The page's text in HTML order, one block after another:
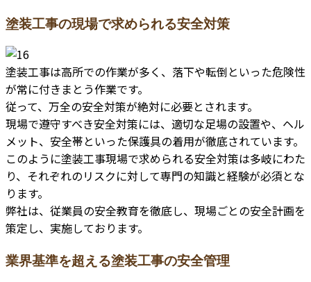
塗装工事の現場で求められる安全対策
塗装工事は高所での作業が多く、落下や転倒といった危険性
が常に付きまとう作業です。
従って、万全の安全対策が絶対に必要とされます。
現場で遵守すべき安全対策には、適切な足場の設置や、ヘル
メット、安全帯といった保護具の着用が徹底されています。
このように塗装工事現場で求められる安全対策は多岐にわた
り、それぞれのリスクに対して専門の知識と経験が必須とな
ります。
弊社は、従業員の安全教育を徹底し、現場ごとの安全計画を
策定し、実施しております。
業界基準を超える塗装工事の安全管理